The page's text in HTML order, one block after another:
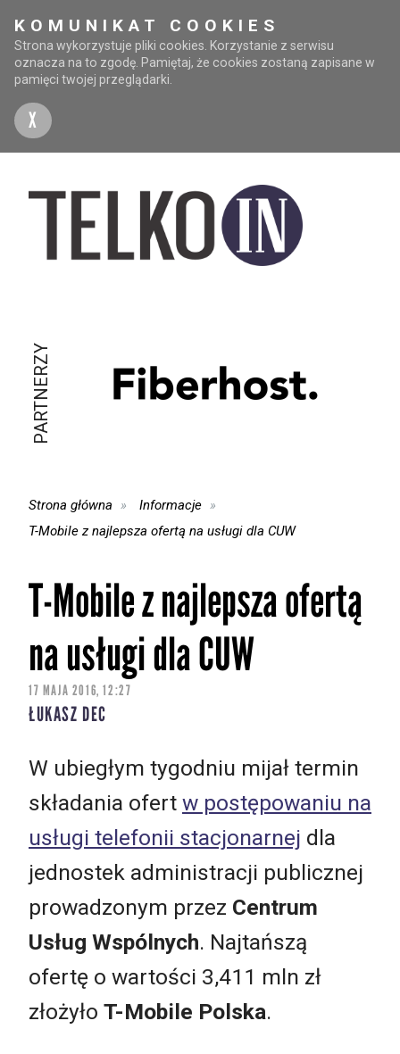
KOMUNIKAT COOKIES
Strona wykorzystuje pliki cookies. Korzystanie z serwisu
oznacza na to zgodę. Pamiętaj, że cookies zostaną zapisane w
pamięci twojej przeglądarki.
X
PARTNERZY
Strona główna
Informacje
T-Mobile z najlepsza ofertą na usługi dla CUW
T-Mobile z najlepsza ofertą
na usługi dla CUW
17 MAJA 2016, 12:27
ŁUKASZ DEC
W ubiegłym tygodniu mijał termin
składania ofert w postępowaniu na
usługi telefonii stacjonarnej dla
jednostek administracji publicznej
prowadzonym przez Centrum
Usług Wspólnych. Najtańszą
ofertę o wartości 3,411 mln zł
złożyło T-Mobile Polska.